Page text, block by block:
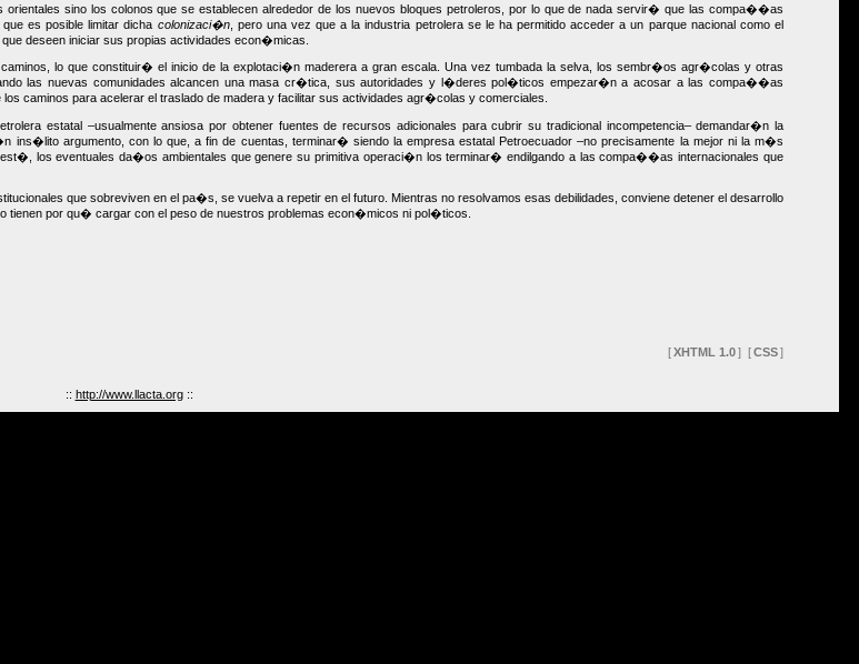
sino los colonos que se establecen alrededor de los nuevos bloques petroleros, por lo que de nada servir� que las compa��as
es posible limitar dicha colonizaci�n, pero una vez que a la industria petrolera se le ha permitido acceder a un parque nacional como el
deseen iniciar sus propias actividades econ�micas.
lo que constituir� el inicio de la explotaci�n maderera a gran escala. Una vez tumbada la selva, los sembr�os agr�colas y otras
las nuevas comunidades alcancen una masa cr�tica, sus autoridades y l�deres pol�ticos empezar�n a acosar a las compa��as
caminos para acelerar el traslado de madera y facilitar sus actividades agr�colas y comerciales.
estatal –usualmente ansiosa por obtener fuentes de recursos adicionales para cubrir su tradicional incompetencia– demandar�n la
argumento, con lo que, a fin de cuentas, terminar� siendo la empresa estatal Petroecuador –no precisamente la mejor ni la m�s
los eventuales da�os ambientales que genere su primitiva operaci�n los terminar� endilgando a las compa��as internacionales que
que sobreviven en el pa�s, se vuelva a repetir en el futuro. Mientras no resolvamos esas debilidades, conviene detener el desarrollo
por qu� cargar con el peso de nuestros problemas econ�micos ni pol�ticos.
[XHTML 1.0 ] [CSS]
:: http://www.llacta.org::